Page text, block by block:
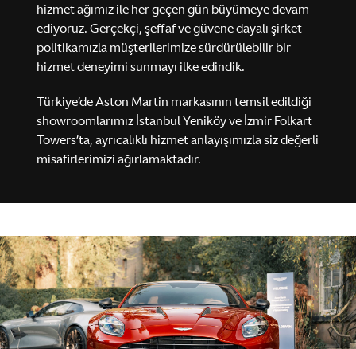
hizmet ağımız ile her geçen gün büyümeye devam
ediyoruz. Gerçekçi, şeffaf ve güvene dayalı şirket
politikamızla müşterilerimize sürdürülebilir bir
hizmet deneyimi sunmayı ilke edindik.
Türkiye’de Aston Martin markasının temsil edildiği
showroomlarımız İstanbul Yeniköy ve İzmir Folkart
Towers’ta, ayrıcalıklı hizmet anlayışımızla siz değerli
misafirlerimizi ağırlamaktadır.
MASTERY. DRIVEN.
Keşfet Konfigüre Et